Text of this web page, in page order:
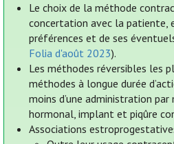
Le choix de la méthode
concertation avec la patiente,
préférences et de ses
Folia d'août 2023).
Les méthodes réversibles les
méthodes à longue durée
moins d’une administration
hormonal, implant et piqûre
Associations